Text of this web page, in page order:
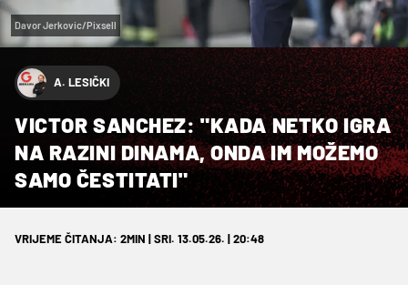
Davor Jerkovic/Pixsell
A. LESIČKI
VICTOR SANCHEZ: "KADA NETKO IGRA
NA RAZINI DINAMA, ONDA IM MOŽEMO
SAMO ČESTITATI"
VRIJEME ČITANJA: 2MIN | SRI. 13.05.26. | 20:48